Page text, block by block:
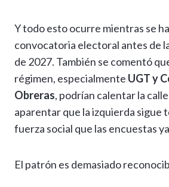
Y todo esto ocurre mientras se
convocatoria electoral antes de
de 2027. También se comentó
régimen, especialmente UGT y
Obreras, podrían calentar la
aparentar que la izquierda sigue
fuerza social que las encuestas
El patrón es demasiado